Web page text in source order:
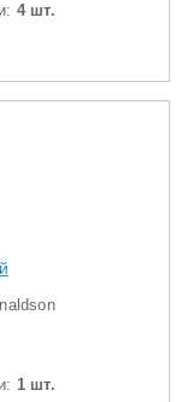
4 шт.
1 шт.